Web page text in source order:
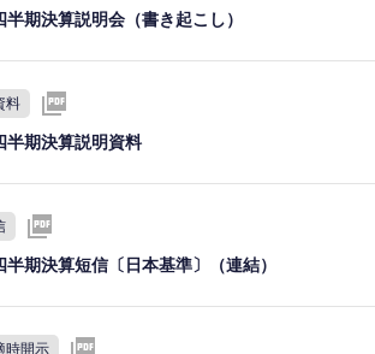
期決算説明会（書き起こし）
料
期決算説明資料
期決算短信〔日本基準〕（連結）
時開示